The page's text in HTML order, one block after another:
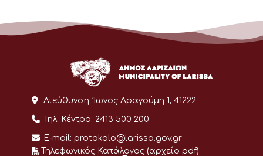
Διεύθυνση: Ίωνος Δραγούμη 1, 41222
Τηλ. Κέντρο: 2413 500 200
E-mail: protokolo@larissa.gov.gr
Τηλεφωνικός Κατάλογος (αρχείο pdf)